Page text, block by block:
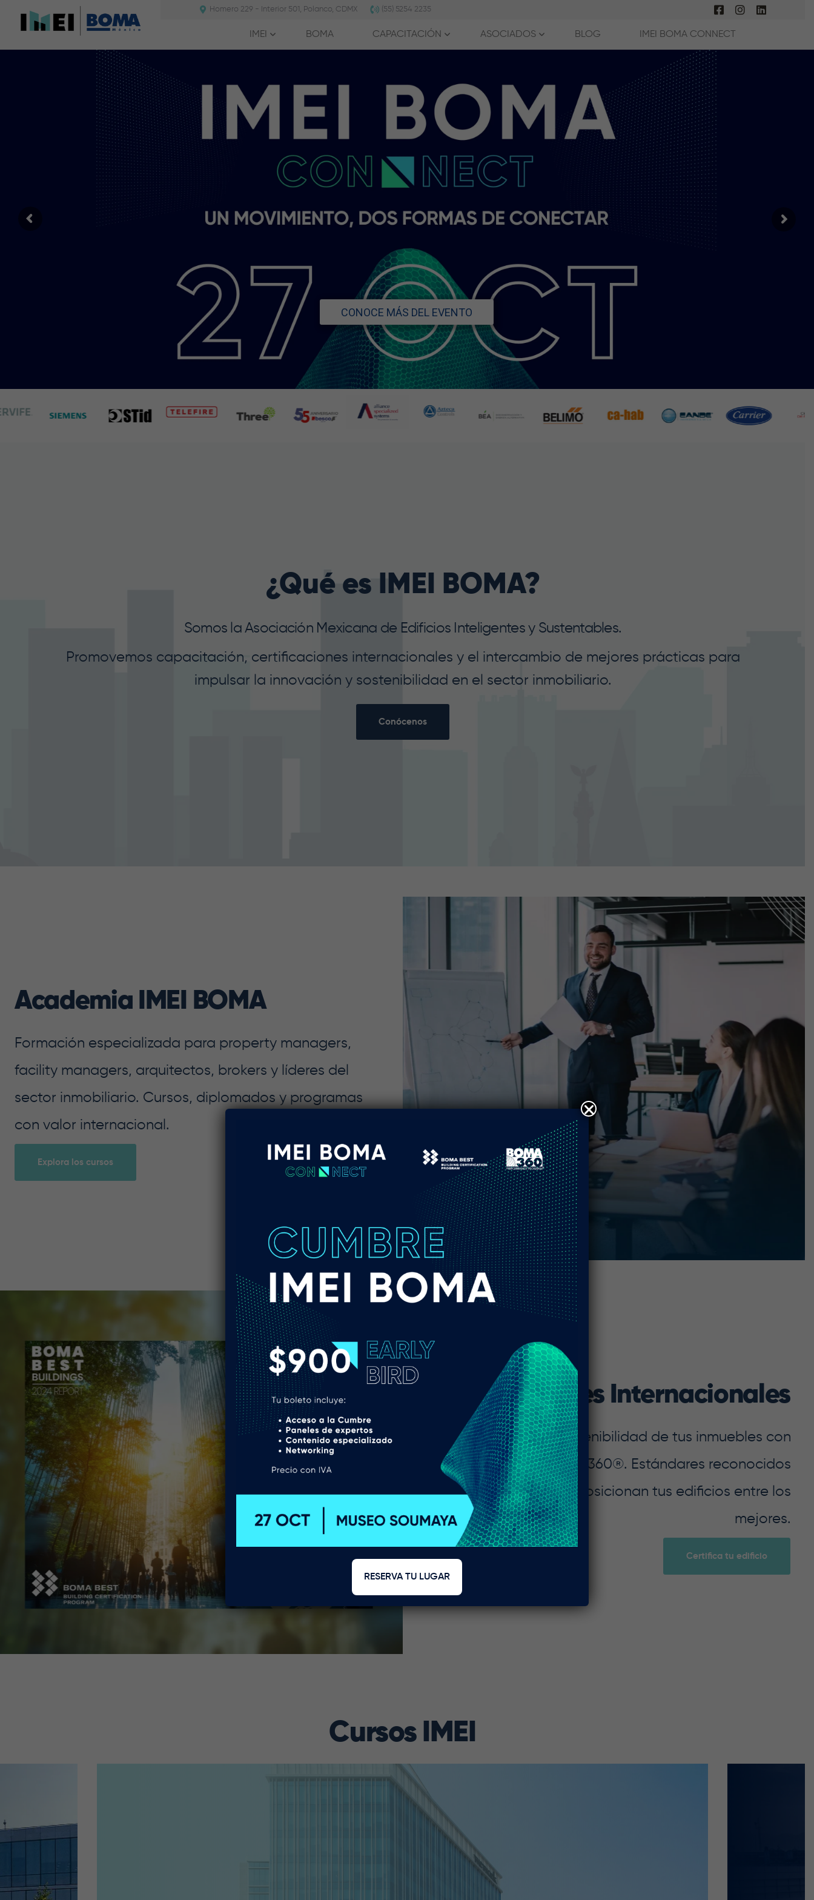
Homero 229 - Interior 501, Polanco, CDMX (55) 5254 2235
IMEI BOMA CAPACITACIÓN ASOCIADOS BLOG IMEI BOMA CONNECT
RESERVA TU LUGAR
¿Qué es IMEI BOMA?
Somos la Asociación Mexicana de Edificios Inteligentes y Sustentables.
Promovemos capacitación, certificaciones internacionales y el intercambio de mejores prácticas para
impulsar la innovación y sostenibilidad en el sector inmobiliario.
Conócenos
Academia IMEI BOMA
Formación especializada para property managers,
facility managers, arquitectos, brokers y líderes del
sector inmobiliario. Cursos, diplomados y programas
con valor internacional.
Explora los cursos
Certificaciones Internacionales
Impulsa el valor y la sostenibilidad de tus inmuebles con
BOMA BEST® y BOMA 360®. Estándares reconocidos
globalmente que posicionan tus edificios entre los
mejores.
Certifica tu edificio
Cursos IMEI
RESERVA TU LUGAR